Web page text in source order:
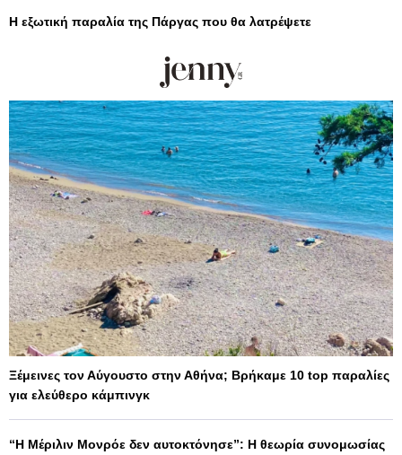
Η εξωτική παραλία της Πάργας που θα λατρέψετε
Ξέμεινες τον Αύγουστο στην Αθήνα; Βρήκαμε 10 top παραλίες
για ελεύθερο κάμπινγκ
“Η Μέριλιν Μονρόε δεν αυτοκτόνησε”: Η θεωρία συνομωσίας